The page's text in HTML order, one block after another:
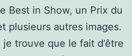
Best in Show, un Prix du
plusieurs autres images.
trouve que le fait d’être